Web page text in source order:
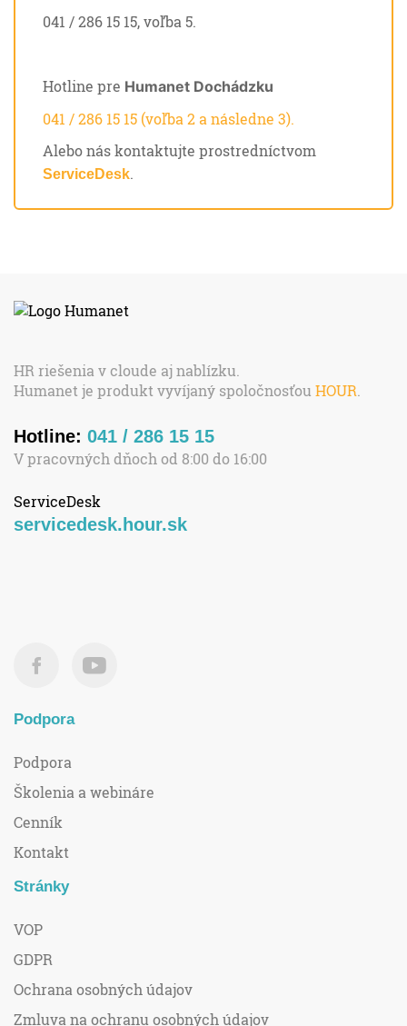
041 / 286 15 15, voľba 5.
Hotline pre Humanet Dochádzku
041 / 286 15 15 (voľba 2 a následne 3).
Alebo nás kontaktujte prostredníctvom
ServiceDesk.
HR riešenia v cloude aj nablízku.
Humanet je produkt vyvíjaný spoločnosťou HOUR.
Hotline: 041 / 286 15 15
V pracovných dňoch od 8:00 do 16:00
ServiceDesk
servicedesk.hour.sk
Podpora
Podpora
Školenia a webináre
Cenník
Kontakt
Stránky
VOP
GDPR
Ochrana osobných údajov
Zmluva na ochranu osobných údajov